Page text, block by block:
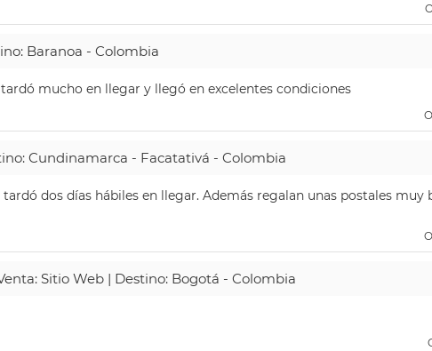
Baranoa - Colombia
mucho en llegar y llegó en excelentes condiciones
Cundinamarca - Facatativá - Colombia
dos días hábiles en llegar. Además regalan unas postales muy
Sitio Web | Destino: Bogotá - Colombia